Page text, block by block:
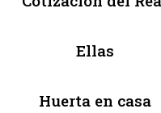
Ellas
Huerta en casa